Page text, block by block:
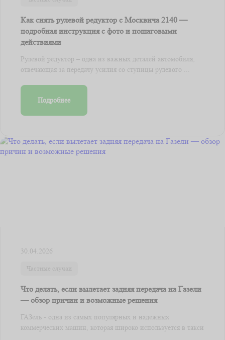
Как снять рулевой редуктор с Москвича 2140 —
подробная инструкция с фото и пошаговыми
действиями
Рулевой редуктор – одна из важных деталей автомобиля,
отвечающая за передачу усилия со ступицы рулевого ...
Подробнее
30.04.2026
Частные случаи
Что делать, если вылетает задняя передача на Газели
— обзор причин и возможные решения
ГАЗель - одна из самых популярных и надежных
коммерческих машин, которая широко используется в такси